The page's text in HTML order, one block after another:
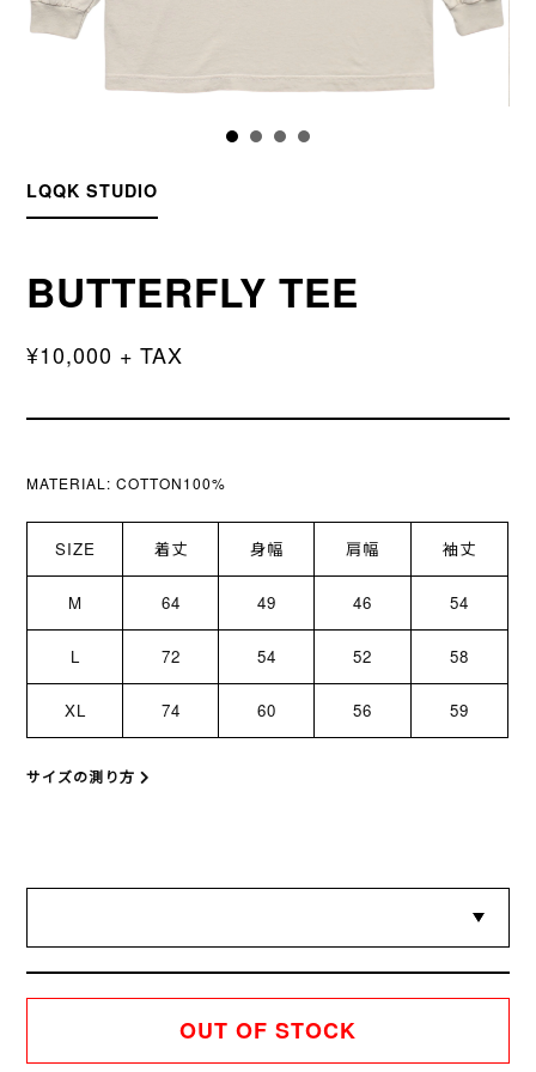
LQQK STUDIO
BUTTERFLY TEE
¥10,000 + TAX
MATERIAL: COTTON100%
SIZE 着丈 身幅 肩幅 袖丈
M 64 49 46 54
L 72 54 52 58
XL 74 60 56 59
サイズの測り方
OUT OF STOCK